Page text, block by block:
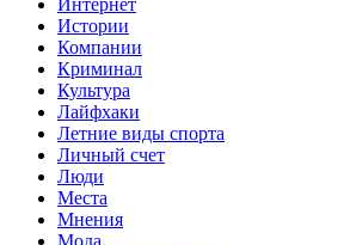
Истории
Компании
Криминал
Культура
Лайфхаки
Летние виды спорта
Личный счет
Люди
Места
Мнения
Мода